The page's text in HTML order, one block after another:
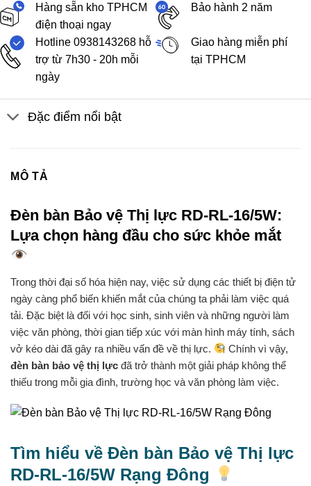
Hàng sẵn kho TPHCM
điện thoại ngay
Bảo hành 2 năm
Hotline 0938143268 hỗ
trợ từ 7h30 - 20h mỗi
ngày
Giao hàng miễn phí
tại TPHCM
Đặc điểm nổi bật
MÔ TẢ
Đèn bàn Bảo vệ Thị lực RD-RL-16/5W:
Lựa chọn hàng đầu cho sức khỏe mắt
Trong thời đại số hóa hiện nay, việc sử dụng các thiết bị điện tử
ngày càng phổ biến khiến mắt của chúng ta phải làm việc quá
tải. Đặc biệt là đối với học sinh, sinh viên và những người làm
việc văn phòng, thời gian tiếp xúc với màn hình máy tính, sách
vở kéo dài đã gây ra nhiều vấn đề về thị lực.
Chính vì vậy,
đèn bàn bảo vệ thị lực đã trở thành một giải pháp không thể
thiếu trong mỗi gia đình, trường học và văn phòng làm việc.
Tìm hiểu về Đèn bàn Bảo vệ Thị lực
RD-RL-16/5W Rạng Đông